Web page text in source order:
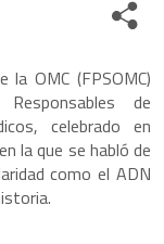
Share
OMC (FPSOMC)
de
celebrado en
la que se habló de
como el ADN